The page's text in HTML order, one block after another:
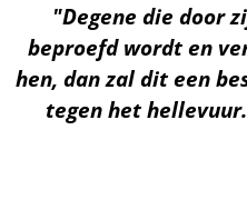
"Degene die door
beproefd wordt en
hen, dan zal dit een
tegen het